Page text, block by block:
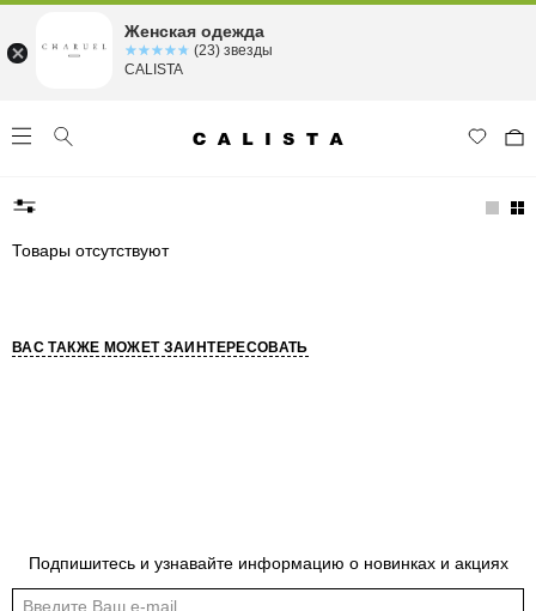
Товары отсутствуют
ВАС ТАКЖЕ МОЖЕТ ЗАИНТЕРЕСОВАТЬ
Подпишитесь и узнавайте информацию о новинках и акциях
Женская одежда
☆☆☆☆☆
★★★★★ (23) звезды
CALISTA